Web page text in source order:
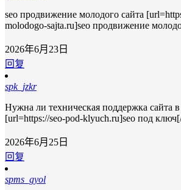
seo продвижение молодого сайта
molodogo-sajta.ru]seo продвижение
2026年6月23日
回复
spk_jzkr
Нужна ли техническая поддержка сайта
[url=https://seo-pod-klyuch.ru]seo под
2026年6月25日
回复
spms_gyol